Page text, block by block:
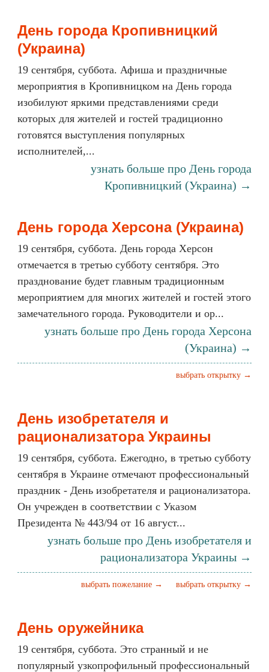
День города Кропивницкий
(Украина)
19 сентября, суббота. Афиша и праздничные
мероприятия в Кропивницком на День города
изобилуют яркими представлениями среди
которых для жителей и гостей традиционно
готовятся выступления популярных
исполнителей,...
узнать больше про День города
Кропивницкий (Украина) →
День города Херсона (Украина)
19 сентября, суббота. День города Херсон
отмечается в третью субботу сентября. Это
празднование будет главным традиционным
мероприятием для многих жителей и гостей этого
замечательного города. Руководители и ор...
узнать больше про День города Херсона
(Украина) →
выбрать открытку →
День изобретателя и
рационализатора Украины
19 сентября, суббота. Ежегодно, в третью субботу
сентября в Украине отмечают профессиональный
праздник - День изобретателя и рационализатора.
Он учрежден в соответствии с Указом
Президента № 443/94 от 16 август...
узнать больше про День изобретателя и
рационализатора Украины →
выбрать открытку →
выбрать пожелание →
День оружейника
19 сентября, суббота. Это странный и не
популярный узкопрофильный профессиональный